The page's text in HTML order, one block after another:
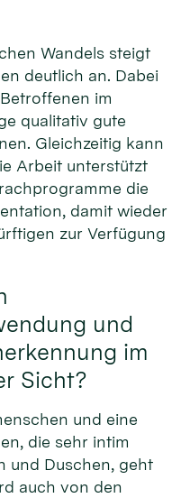
Wandels steigt
deutlich an. Dabei
im
qualitativ gute
Gleichzeitig kann
Arbeit unterstützt
die
damit wieder
zur Verfügung
und
im
Sicht?
und eine
die sehr intim
und Duschen, geht
auch von den